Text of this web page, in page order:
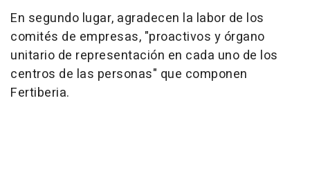
En segundo lugar, agradecen la labor de los
comités de empresas, "proactivos y órgano
unitario de representación en cada uno de los
centros de las personas" que componen
Fertiberia.